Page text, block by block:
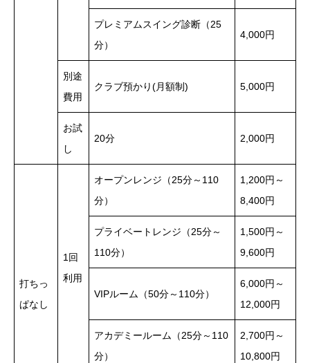
プレミアムスイング診断（25
分）
4,000円
別途
費用
クラブ預かり(月額制) 5,000円
お試
し
20分 2,000円
打ちっ
ぱなし
1回
利用
オープンレンジ（25分～110
分）
1,200円～
8,400円
プライベートレンジ（25分～
110分）
1,500円～
9,600円
VIPルーム（50分～110分）
6,000円～
12,000円
アカデミールーム（25分～110
分）
2,700円～
10,800円